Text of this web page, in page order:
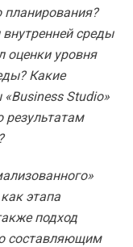
планирования?
среды
оценки уровня
Какие
Studio»
этапа
подход
составляющим